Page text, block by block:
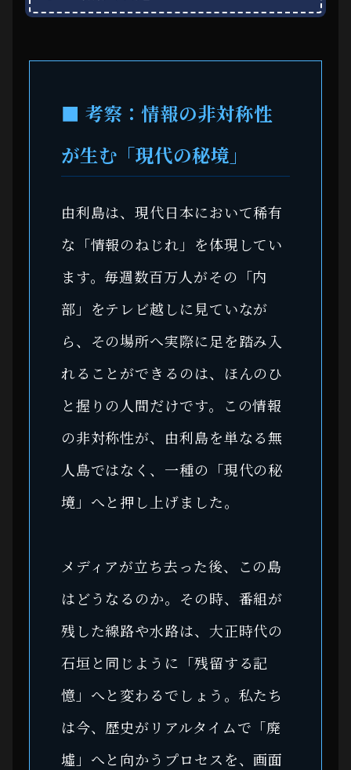
■ 考察：情報の非対称性
が生む「現代の秘境」
由利島は、現代日本において稀有
な「情報のねじれ」を体現してい
ます。毎週数百万人がその「内
部」をテレビ越しに見ていなが
ら、その場所へ実際に足を踏み入
れることができるのは、ほんのひ
と握りの人間だけです。この情報
の非対称性が、由利島を単なる無
人島ではなく、一種の「現代の秘
境」へと押し上げました。
メディアが立ち去った後、この島
はどうなるのか。その時、番組が
残した線路や水路は、大正時代の
石垣と同じように「残留する記
憶」へと変わるでしょう。私たち
は今、歴史がリアルタイムで「廃
墟」へと向かうプロセスを、画面